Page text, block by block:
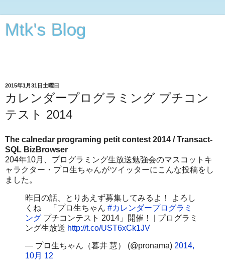
Mtk's Blog
2015年1月31日土曜日
カレンダープログラミング プチコン
テスト 2014
The calnedar programing petit contest 2014 / Transact-
SQL BizBrowser
204年10月、プログラミング生放送勉強会のマスコットキ
ャラクター・プロ生ちゃんがツイッターにこんな投稿をし
ました。
昨日の話、とりあえず募集してみるよ！ よろし
くね 「プロ生ちゃん #カレンダープログラミ
ング プチコンテスト 2014」開催！ | プログラミ
ング生放送 http://t.co/UST6xCk1JV
— プロ生ちゃん（暮井 慧） (@pronama) 2014,
10月 12